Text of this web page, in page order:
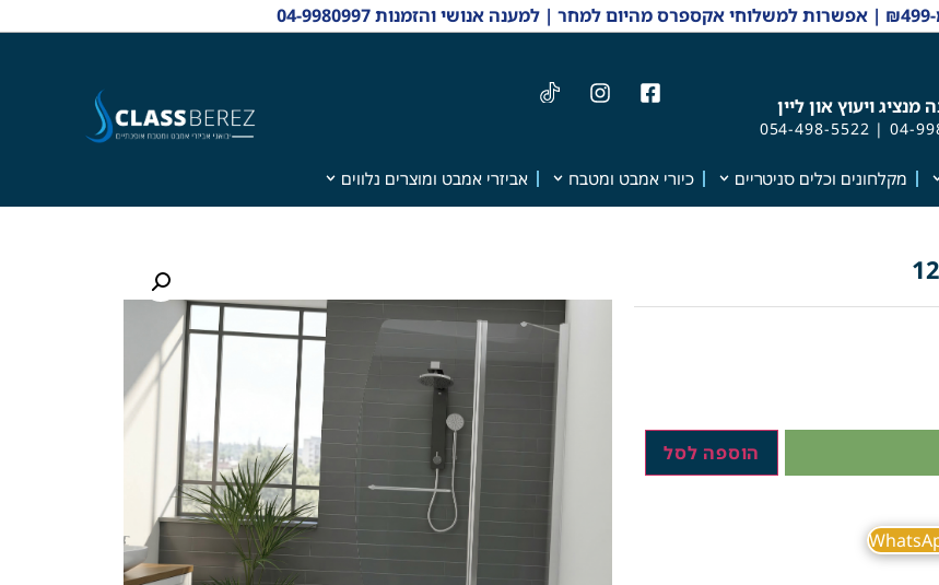
מנציג ויעוץ און ליין
04-
|
054-498-5522
מקלחונים וכלים סניטריים כיורי אמבט ומטבח אביזרי אמבט ומוצרים נלווים
הוספה לסל